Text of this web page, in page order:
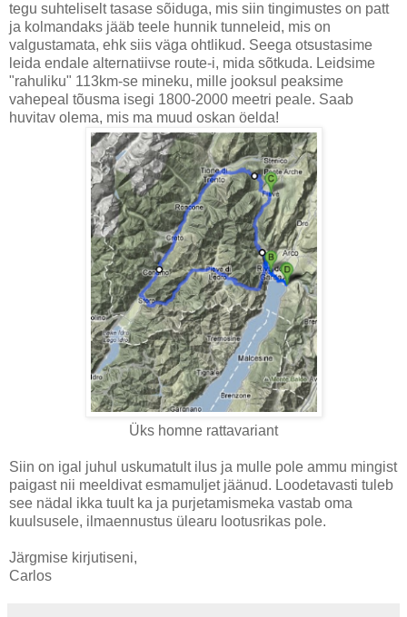
tegu suhteliselt tasase sõiduga, mis siin tingimustes on patt
ja kolmandaks jääb teele hunnik tunneleid, mis on
valgustamata, ehk siis väga ohtlikud. Seega otsustasime
leida endale alternatiivse route-i, mida sõtkuda. Leidsime
"rahuliku" 113km-se mineku, mille jooksul peaksime
vahepeal tõusma isegi 1800-2000 meetri peale. Saab
huvitav olema, mis ma muud oskan öelda!
Üks homne rattavariant
Siin on igal juhul uskumatult ilus ja mulle pole ammu mingist
paigast nii meeldivat esmamuljet jäänud. Loodetavasti tuleb
see nädal ikka tuult ka ja purjetamismeka vastab oma
kuulsusele, ilmaennustus ülearu lootusrikas pole.
Järgmise kirjutiseni,
Carlos